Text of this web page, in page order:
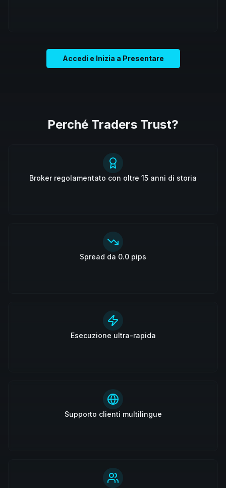
Accedi e Inizia a Presentare
Perché Traders Trust?
Broker regolamentato con oltre 15 anni di storia
Spread da 0.0 pips
Esecuzione ultra-rapida
Supporto clienti multilingue